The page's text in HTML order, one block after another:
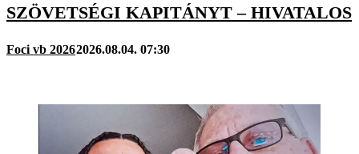
SZÖVETSÉGI KAPITÁNYT – HIVATALOS
Foci vb 20262026.08.04. 07:30